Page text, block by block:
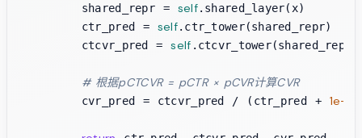
        shared_repr =
self.shared_layer(x)
        ctr_pred =
self.ctr_tower(shared_repr)
        ctcvr_pred =
self .ctcvr_tower(shared_repr)
# 根据pCTCVR = pCTR × pCVR计算CVR
        cvr_pred = ctcvr_pred / (ctr_pred +
1e-8